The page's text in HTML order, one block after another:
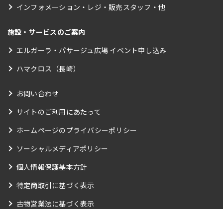
インフォメーション・レジ・販売スタッフ・他
施設・サービスのご案内
エルガーラ・パサージュ広場 イベント申し込み
ハマクロス（長崎）
お問い合わせ
サイトのご利用にあたって
ホームページのプライバシーポリシー
ソーシャルメディアポリシー
個人情報保護基本方針
特定商取引に基づく表示
古物営業法に基づく表示